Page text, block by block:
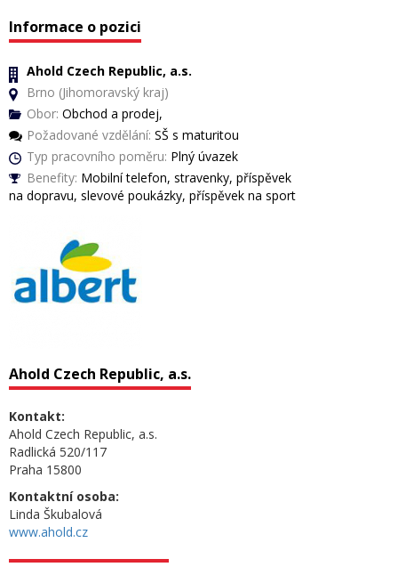
Informace o pozici
Ahold Czech Republic, a.s.
Brno (Jihomoravský kraj)
Obor: Obchod a prodej,
Požadované vzdělání: SŠ s maturitou
Typ pracovního poměru: Plný úvazek
Benefity: Mobilní telefon, stravenky, příspěvek
na dopravu, slevové poukázky, příspěvek na sport
Ahold Czech Republic, a.s.
Kontakt:
Ahold Czech Republic, a.s.
Radlická 520/117
Praha 15800
Kontaktní osoba:
Linda Škubalová
www.ahold.cz